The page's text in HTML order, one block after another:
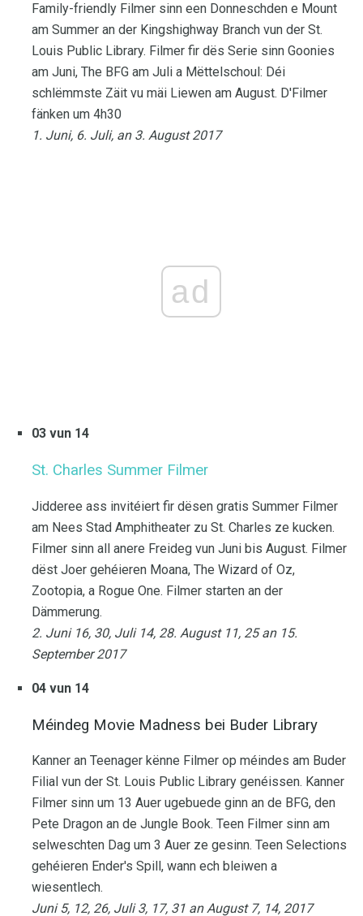
Family-friendly Filmer sinn een Donneschden e Mount
am Summer an der Kingshighway Branch vun der St.
Louis Public Library. Filmer fir dës Serie sinn Goonies
am Juni, The BFG am Juli a Mëttelschoul: Déi
schlëmmste Zäit vu mäi Liewen am August. D'Filmer
fänken um 4h30
1. Juni, 6. Juli, an 3. August 2017
ad
03 vun 14
St. Charles Summer Filmer
Jidderee ass invitéiert fir dësen gratis Summer Filmer
am Nees Stad Amphitheater zu St. Charles ze kucken.
Filmer sinn all anere Freideg vun Juni bis August. Filmer
dëst Joer gehéieren Moana, The Wizard of Oz,
Zootopia, a Rogue One. Filmer starten an der
Dämmerung.
2. Juni 16, 30, Juli 14, 28. August 11, 25 an 15.
September 2017
04 vun 14
Méindeg Movie Madness bei Buder Library
Kanner an Teenager kënne Filmer op méindes am Buder
Filial vun der St. Louis Public Library genéissen. Kanner
Filmer sinn um 13 Auer ugebuede ginn an de BFG, den
Pete Dragon an de Jungle Book. Teen Filmer sinn am
selweschten Dag um 3 Auer ze gesinn. Teen Selections
gehéieren Ender's Spill, wann ech bleiwen a
wiesentlech.
Juni 5, 12, 26, Juli 3, 17, 31 an August 7, 14, 2017